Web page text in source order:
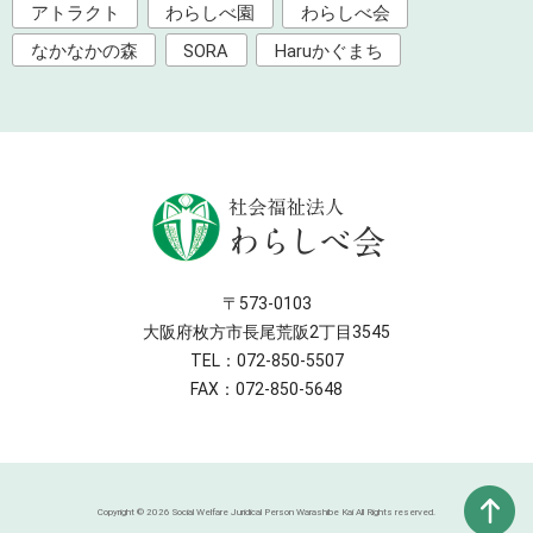
アトラクト わらしべ園
わらしべ会
なかなかの森
SORA Haruかぐまち
〒573-0103
大阪府枚方市長尾荒阪2丁目3545
TEL：072-850-5507
FAX：072-850-5648
Copyright © 2026 Social Welfare Juridical Person Warashibe Kai All Rights reserved.